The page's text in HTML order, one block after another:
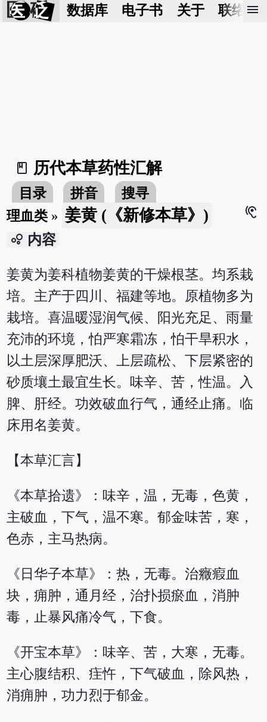
医 砭 数据库 电子书 关于 联络我
menu
book_2
历代本草药性汇解
目录 拼音
搜寻
理血类 » 姜黄 (《新修本草》)
hearing
bubble_chart 内容
姜黄为姜科植物姜黄的干燥根茎。均系栽
培。主产于四川、福建等地。原植物多为
栽培。喜温暖湿润气候、阳光充足、雨量
充沛的环境，怕严寒霜冻，怕干旱积水，
以土层深厚肥沃、上层疏松、下层紧密的
砂质壤土最宜生长。味辛、苦，性温。入
脾、肝经。功效破血行气，通经止痛。临
床用名姜黄。
【本草汇言】
《本草拾遗》：味辛，温，无毒，色黄，
主破血，下气，温不寒。郁金味苦，寒，
色赤，主马热病。
《日华子本草》：热，无毒。治癥瘕血
块，痈肿，通月经，治扑损瘀血，消肿
毒，止暴风痛冷气，下食。
《开宝本草》：味辛、苦，大寒，无毒。
主心腹结积、疰忤，下气破血，除风热，
消痈肿，功力烈于郁金。